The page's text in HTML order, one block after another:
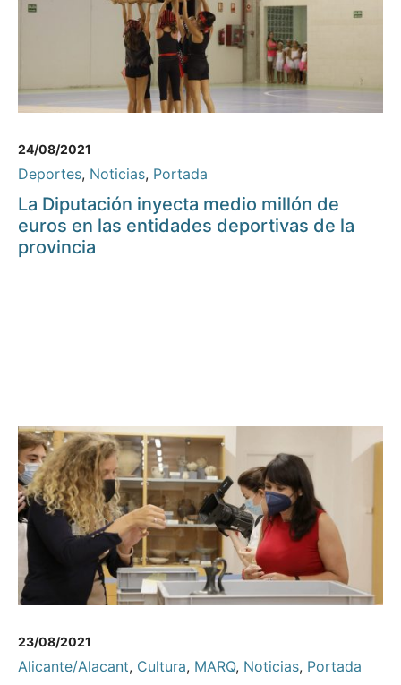
24/08/2021
Deportes, Noticias, Portada
La Diputación inyecta medio millón de
euros en las entidades deportivas de la
provincia
23/08/2021
Alicante/Alacant, Cultura, MARQ, Noticias, Portada